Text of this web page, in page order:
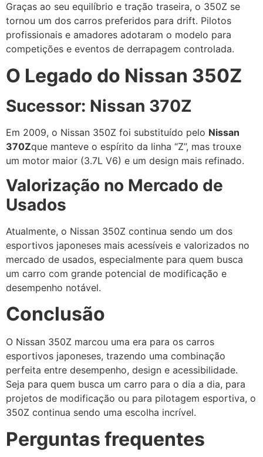
Graças ao seu equilíbrio e tração traseira, o 350Z se
tornou um dos carros preferidos para drift. Pilotos
profissionais e amadores adotaram o modelo para
competições e eventos de derrapagem controlada.
O Legado do Nissan 350Z
Sucessor: Nissan 370Z
Em 2009, o Nissan 350Z foi substituído pelo Nissan
370Zque manteve o espírito da linha “Z”, mas trouxe
um motor maior (3.7L V6) e um design mais refinado.
Valorização no Mercado de
Usados
Atualmente, o Nissan 350Z continua sendo um dos
esportivos japoneses mais acessíveis e valorizados no
mercado de usados, especialmente para quem busca
um carro com grande potencial de modificação e
desempenho notável.
Conclusão
O Nissan 350Z marcou uma era para os carros
esportivos japoneses, trazendo uma combinação
perfeita entre desempenho, design e acessibilidade.
Seja para quem busca um carro para o dia a dia, para
projetos de modificação ou para pilotagem esportiva, o
350Z continua sendo uma escolha incrível.
Perguntas frequentes